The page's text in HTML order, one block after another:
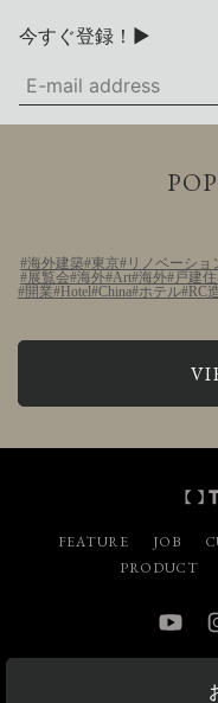
今すぐ登録！▶
海外建築 東京 リノベーショ
展覧会 海外 Art 海外 戸建
開業
Hotel China ホテル RC
FEATURE JOB
PRODUCT